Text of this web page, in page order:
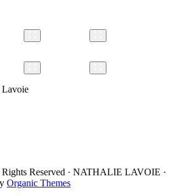
Lavoie
Reserved · NATHALIE LAVOIE ·
Organic Themes